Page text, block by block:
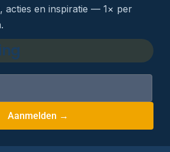
acties en inspiratie — 1× per
Aanmelden →